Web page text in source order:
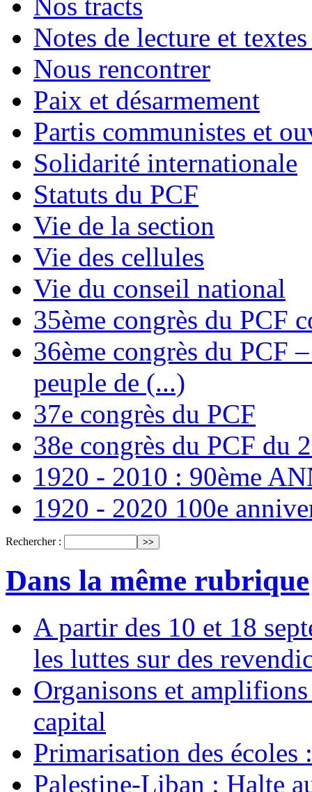
Notes de lecture et
Nous rencontrer
Paix et désarmement
Partis communistes et
Solidarité internationale
Statuts du PCF
Vie de la section
Vie des cellules
Vie du conseil national
35ème congrès du PCF
36ème congrès du PCF
peuple de (...)
37e congrès du PCF
38e congrès du PCF du
1920 - 2010 : 90ème
1920 - 2020 100e
Rechercher :
Dans la même rubrique
A partir des 10 et 18
les luttes sur des
Organisons et
capital
Primarisation des
Palestine-Liban : Halte